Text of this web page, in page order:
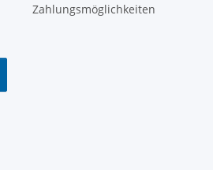
Zahlungsmöglichkeiten